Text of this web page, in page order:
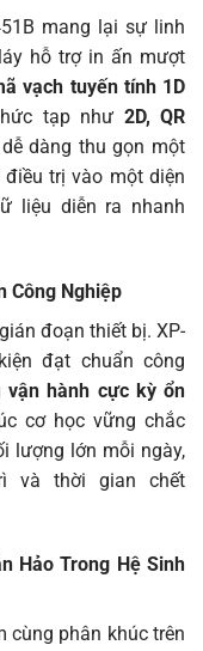
mang lại sự linh
hỗ trợ in ấn mượt
vạch tuyến tính 1D
tạp như 2D, QR
dàng thu gọn một
trị vào một diện
liệu diễn ra nhanh
Công Nghiệp
đoạn thiết bị. XP-
đạt chuẩn công
vận hành cực kỳ ổn
cơ học vững chắc
lượng lớn mỗi ngày,
và thời gian chết
Hảo Trong Hệ Sinh
cùng phân khúc trên